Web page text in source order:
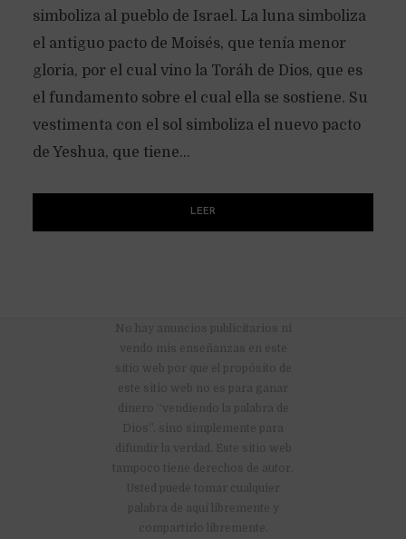
simboliza al pueblo de Israel. La luna simboliza
el antiguo pacto de Moisés, que tenía menor
gloria, por el cual vino la Toráh de Dios, que es
el fundamento sobre el cual ella se sostiene. Su
vestimenta con el sol simboliza el nuevo pacto
de Yeshua, que tiene...
LEER
No hay anuncios publicitarios ni
vendo mis enseñanzas en este
sitio web por que el propósito de
este sitio web no es para ganar
dinero “vendiendo la palabra de
Dios”, sino simplemente para
difundir la verdad. Este sitio web
tampoco tiene derechos de autor.
Usted puede tomar cualquier
palabra de aquí libremente y
compartirlo libremente.